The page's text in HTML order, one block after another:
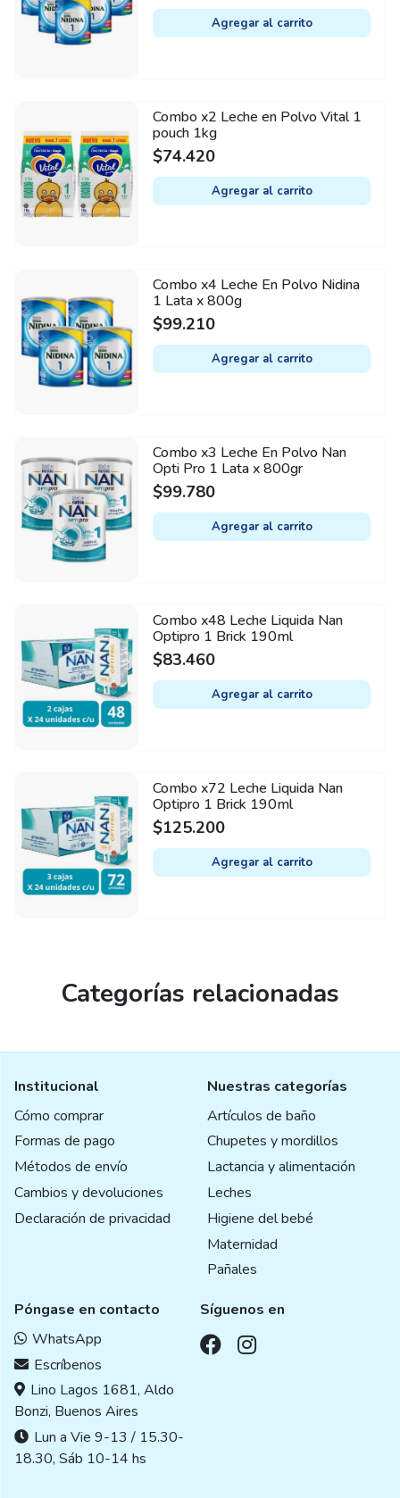
Agregar al carrito
Combo x2 Leche en Polvo Vital 1
pouch 1kg
$74.420
Agregar al carrito
Combo x4 Leche En Polvo Nidina
1 Lata x 800g
$99.210
Agregar al carrito
Combo x3 Leche En Polvo Nan
Opti Pro 1 Lata x 800gr
$99.780
Agregar al carrito
Combo x48 Leche Liquida Nan
Optipro 1 Brick 190ml
$83.460
Agregar al carrito
Combo x72 Leche Liquida Nan
Optipro 1 Brick 190ml
$125.200
Agregar al carrito
Categorías relacionadas
Institucional
Cómo comprar
Formas de pago
Métodos de envío
Cambios y devoluciones
Declaración de privacidad
Nuestras categorías
Artículos de baño
Chupetes y mordillos
Lactancia y alimentación
Leches
Higiene del bebé
Maternidad
Pañales
Póngase en contacto
WhatsApp
Escríbenos
Lino Lagos 1681, Aldo
Bonzi, Buenos Aires
Lun a Vie 9-13 / 15.30-
18.30, Sáb 10-14 hs
Síguenos en